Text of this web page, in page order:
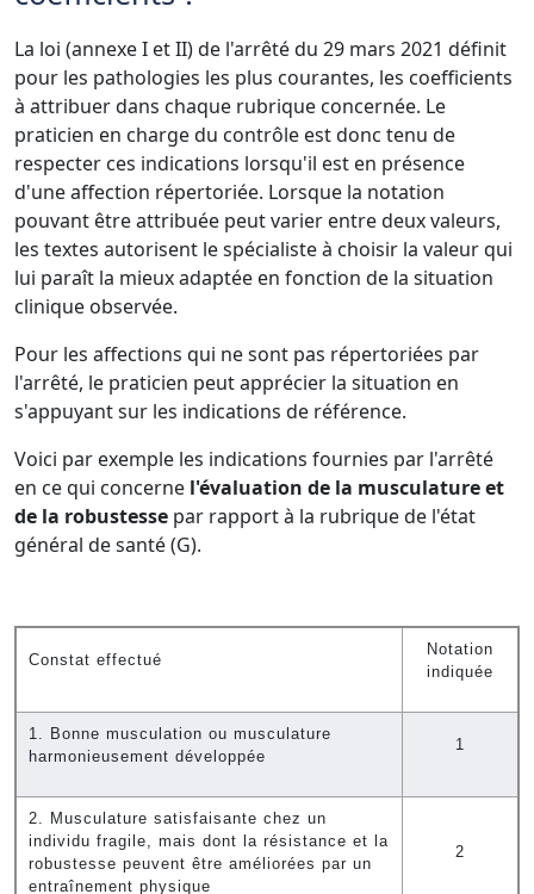
La loi (annexe I et II) de l'arrêté du 29 mars 2021 définit
pour les pathologies les plus courantes, les coefficients
à attribuer dans chaque rubrique concernée. Le
praticien en charge du contrôle est donc tenu de
respecter ces indications lorsqu'il est en présence
d'une affection répertoriée. Lorsque la notation
pouvant être attribuée peut varier entre deux valeurs,
les textes autorisent le spécialiste à choisir la valeur qui
lui paraît la mieux adaptée en fonction de la situation
clinique observée.
Pour les affections qui ne sont pas répertoriées par
l'arrêté, le praticien peut apprécier la situation en
s'appuyant sur les indications de référence.
Voici par exemple les indications fournies par l'arrêté
en ce qui concerne l'évaluation de la musculature et
de la robustesse par rapport à la rubrique de l'état
général de santé (G).
Constat effectué
Notation
indiquée
1. Bonne musculation ou musculature
harmonieusement développée
1
2. Musculature satisfaisante chez un
individu fragile, mais dont la résistance et la
robustesse peuvent être améliorées par un
entraînement physique
2